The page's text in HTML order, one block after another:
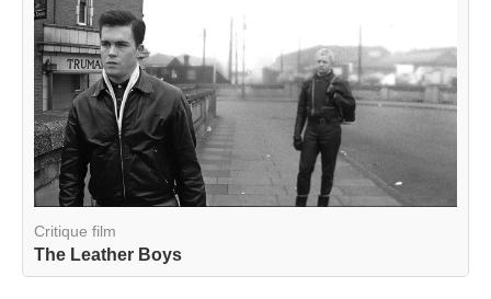
Critique film
The Leather Boys